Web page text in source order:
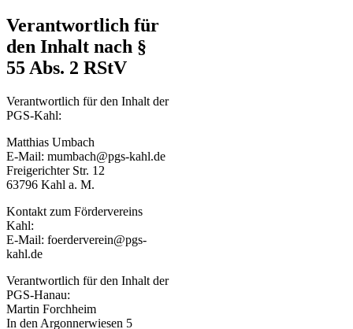
Verantwortlich für
den Inhalt nach §
55 Abs. 2 RStV
Verantwortlich für den Inhalt der
PGS-Kahl:
Matthias Umbach
E-Mail: mumbach@pgs-kahl.de
Freigerichter Str. 12
63796 Kahl a. M.
Kontakt zum Fördervereins
Kahl:
E-Mail: foerderverein@pgs-
kahl.de
Verantwortlich für den Inhalt der
PGS-Hanau:
Martin Forchheim
In den Argonnerwiesen 5